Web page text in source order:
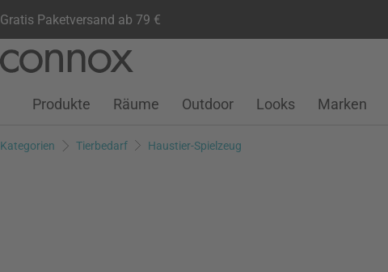
Gratis Paketversand ab 79 €
Seiteninhalt
Suchfeld
Kundenkonto
Wunschliste
Warenkorb
Produkte Räume Outdoor Looks Marken
Kategorien Tierbedarf Haustier-Spielzeug